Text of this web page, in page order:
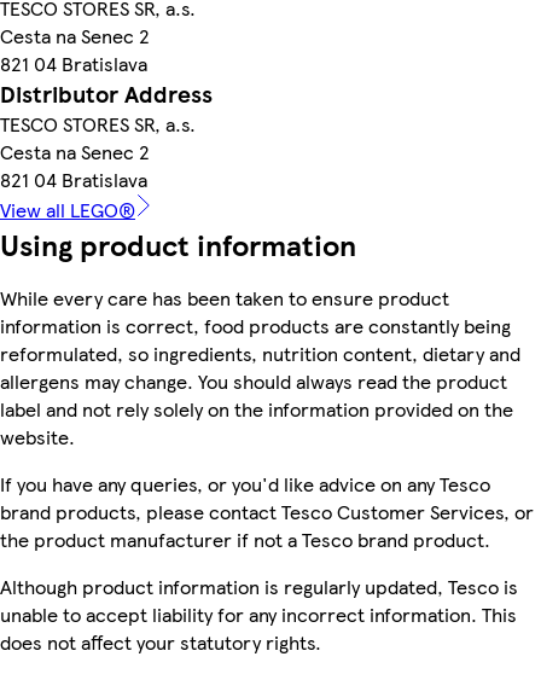
TESCO STORES SR, a.s.
Cesta na Senec 2
821 04 Bratislava
Distributor Address
TESCO STORES SR, a.s.
Cesta na Senec 2
821 04 Bratislava
View all LEGO®
Using product information
While every care has been taken to ensure product
information is correct, food products are constantly being
reformulated, so ingredients, nutrition content, dietary and
allergens may change. You should always read the product
label and not rely solely on the information provided on the
website.
If you have any queries, or you'd like advice on any Tesco
brand products, please contact Tesco Customer Services, or
the product manufacturer if not a Tesco brand product.
Although product information is regularly updated, Tesco is
unable to accept liability for any incorrect information. This
does not affect your statutory rights.